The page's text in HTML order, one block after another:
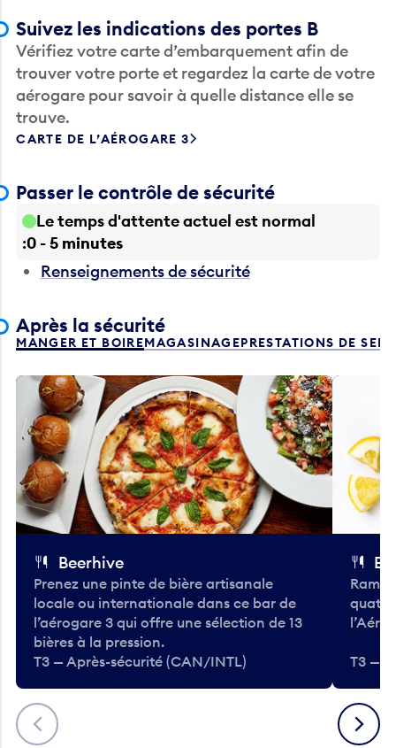
Suivez les indications des portes B
Vérifiez votre carte d’embarquement afin de
trouver votre porte et regardez la carte de votre
aérogare pour savoir à quelle distance elle se
trouve.
CARTE DE L’AÉROGARE 3
Passer le contrôle de sécurité
Le temps d'attente actuel est normal
0 - 5 minutes
Renseignements de sécurité
Après la sécurité
MANGER ET BOIREMAGASINAGEPRESTATIONS DE
Précédent
Beerhive
Prenez une pinte de bière artisanale
locale ou internationale dans ce bar de
l’aérogare 3 qui offre une sélection de 13
bières à la pression.
T3 — Après-sécurité (CAN/INTL)
T3 —
Suivant